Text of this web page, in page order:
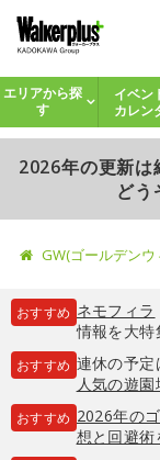
エリアから探
す
イベン
カレン
2026年の更新は
どう
GW(ゴールデンウ
おすすめ ネモフィラ
情報を大特
おすすめ 連休の予定
人気の遊園
おすすめ 2026年の
想と回避術